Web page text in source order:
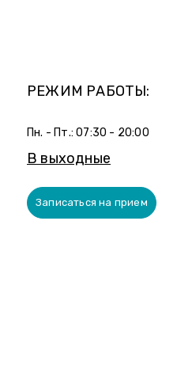
РЕЖИМ РАБОТЫ:
Пн. - Пт.: 07:30 - 20:00
В выходные
Записаться на прием